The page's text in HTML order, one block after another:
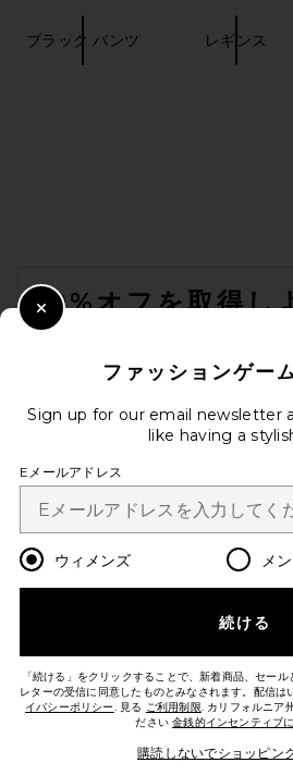
ブラック パンツ レギンス
10%オフを取得し
も配信停止できます。
プライバシーポリシ
Change
ja USD
改善にご協力ください！
カスタマーサービス
ファッションゲー
Sign up for our email newsletter
like having a
Eメールアドレス
ウィメンズ メ
続ける
「続ける」をクリックすることで、新着商品、セー
レターの受信に同意したものとみなされます。配信は
イバシーポリシー. 見る ご利用制限. カリフォルニア
ださい金銭的インセンティブ
購読しないでショッピン
Close Modal